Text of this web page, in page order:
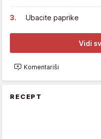
Ubacite paprike
Vidi
Komentariši
RECEPT